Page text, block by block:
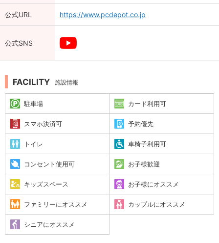
公式URL https://www.pcdepot.co.jp
公式SNS
FACILITY 施設情報
駐車場 カード利用可
スマホ決済可 予約優先
トイレ 車椅子利用可
コンセント使用可 お子様歓迎
キッズスペース お子様にオススメ
ファミリーにオススメ カップルにオススメ
シニアにオススメ